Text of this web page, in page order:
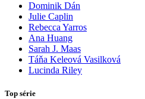
Dominik Dán
Julie Caplin
Rebecca Yarros
Ana Huang
Sarah J. Maas
Táňa Keleová Vasilková
Lucinda Riley
Top série